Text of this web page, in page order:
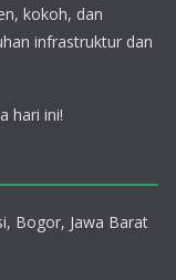
kokoh, dan
infrastruktur dan
hari ini!
Bogor, Jawa Barat